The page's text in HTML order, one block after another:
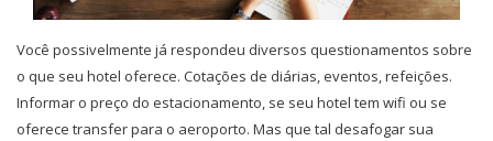
Você possivelmente já respondeu diversos questionamentos sobre
o que seu hotel oferece. Cotações de diárias, eventos, refeições.
Informar o preço do estacionamento, se seu hotel tem wifi ou se
oferece transfer para o aeroporto. Mas que tal desafogar sua